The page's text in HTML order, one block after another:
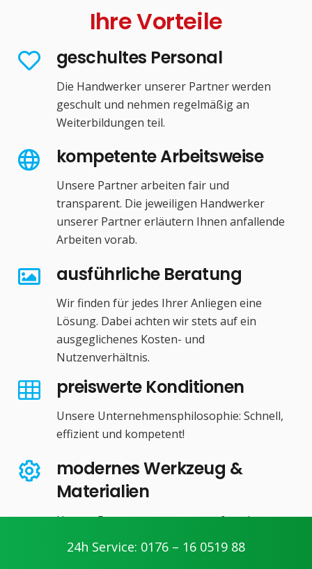
Ihre Vorteile
geschultes Personal
Die Handwerker unserer Partner werden
geschult und nehmen regelmäßig an
Weiterbildungen teil.
kompetente Arbeitsweise
Unsere Partner arbeiten fair und
transparent. Die jeweiligen Handwerker
unserer Partner erläutern Ihnen anfallende
Arbeiten vorab.
ausführliche Beratung
Wir finden für jedes Ihrer Anliegen eine
Lösung. Dabei achten wir stets auf ein
ausgeglichenes Kosten- und
Nutzenverhältnis.
preiswerte Konditionen
Unsere Unternehmensphilosophie: Schnell,
effizient und kompetent!
modernes Werkzeug &
Materialien
Unsere Partner setzen stets auf modernes
Werkzeug und hochwertige Produkte zu
fairen Preisen.
24h Service: 0176 – 16 0519 88